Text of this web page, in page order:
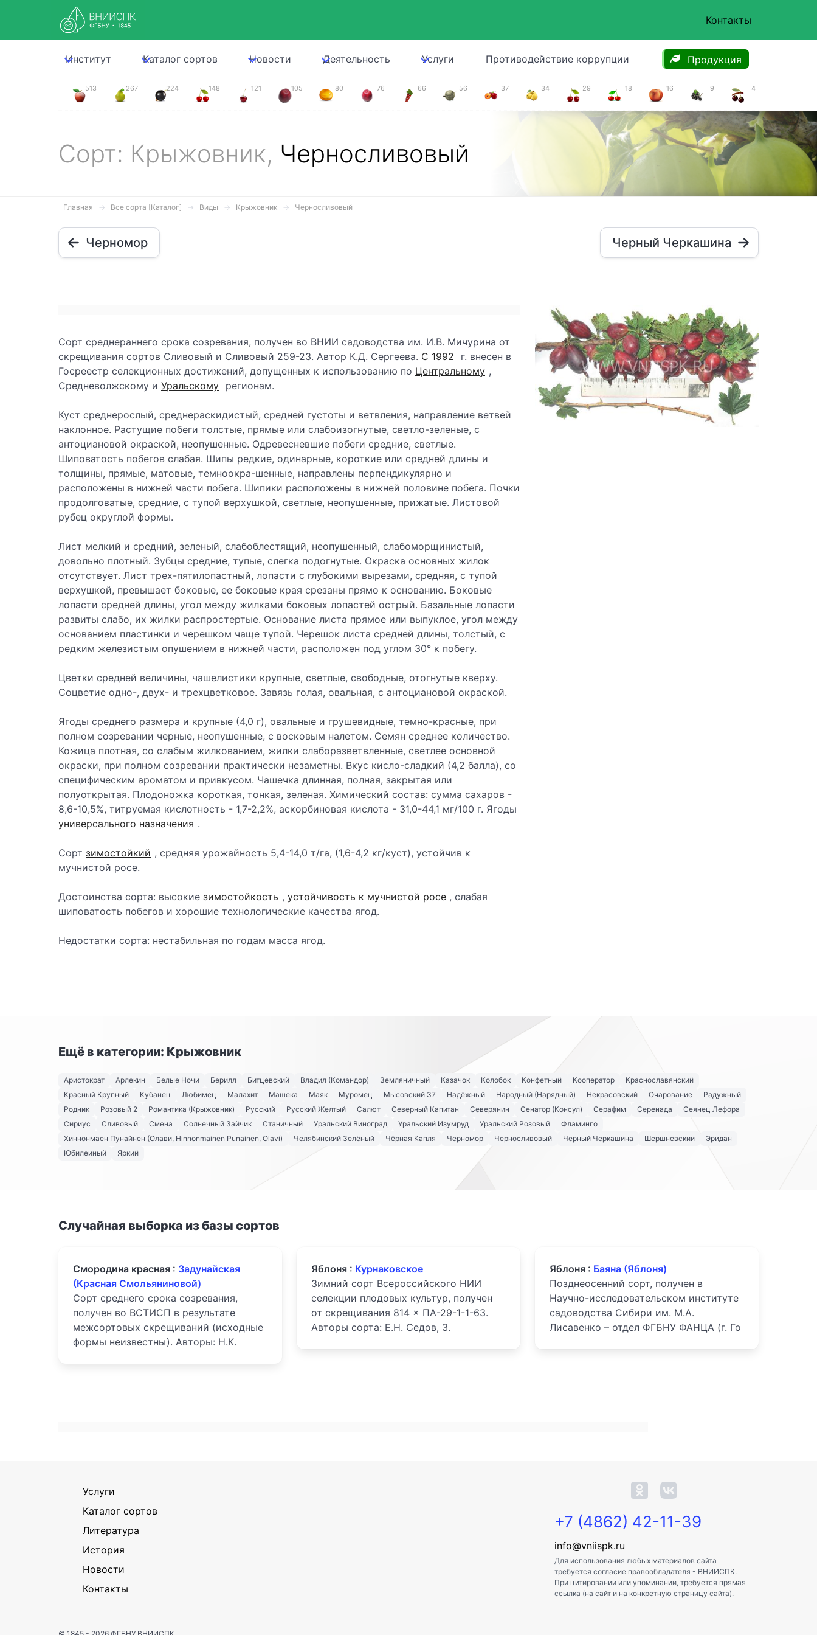
Контакты
Институт Каталог сортов Новости Деятельность Услуги Противодействие коррупции Продукция
513 267 224 148 121 105 80 76 66 56 37 34 29 18 16 9 4
Сорт: Крыжовник, Черносливовый
Главная Все сорта [Каталог] Виды Крыжовник Черносливовый
Черномор Черный Черкашина
Сорт среднераннего срока созревания, получен во ВНИИ садоводства им. И.В. Мичурина от
скрещивания сортов Сливовый и Сливовый 259-23. Автор К.Д. Сергеева. С 1992
г. внесен в
Госреестр селекционных достижений, допущенных к использованию по Центральному ,
Средневолжскому и Уральскому регионам.
Куст среднерослый, среднераскидистый, средней густоты и ветвления, направление ветвей
наклонное. Растущие побеги толстые, прямые или слабоизогнутые, светло-зеленые, с
антоциановой окраской, неопушенные. Одревесневшие побеги средние, светлые.
Шиповатость побегов слабая. Шипы редкие, одинарные, короткие или средней длины и
толщины, прямые, матовые, темноокра-шенные, направлены перпендикулярно и
расположены в нижней части побега. Шипики расположены в нижней половине побега. Почки
продолговатые, средние, с тупой верхушкой, светлые, неопушенные, прижатые. Листовой
рубец округлой формы.
Лист мелкий и средний, зеленый, слабоблестящий, неопушенный, слабоморщинистый,
довольно плотный. Зубцы средние, тупые, слегка подогнутые. Окраска основных жилок
отсутствует. Лист трех-пятилопастный, лопасти с глубокими вырезами, средняя, с тупой
верхушкой, превышает боковые, ее боковые края срезаны прямо к основанию. Боковые
лопасти средней длины, угол между жилками боковых лопастей острый. Базальные лопасти
развиты слабо, их жилки распростертые. Основание листа прямое или выпуклое, угол между
основанием пластинки и черешком чаще тупой. Черешок листа средней длины, толстый, с
редким железистым опушением в нижней части, расположен под углом 30° к побегу.
Цветки средней величины, чашелистики крупные, светлые, свободные, отогнутые кверху.
Соцветие одно-, двух- и трехцветковое. Завязь голая, овальная, с антоциановой окраской.
Ягоды среднего размера и крупные (4,0 г), овальные и грушевидные, темно-красные, при
полном созревании черные, неопушенные, с восковым налетом. Семян среднее количество.
Кожица плотная, со слабым жилкованием, жилки слаборазветвленные, светлее основной
окраски, при полном созревании практически незаметны. Вкус кисло-сладкий (4,2 балла), со
специфическим ароматом и привкусом. Чашечка длинная, полная, закрытая или
полуоткрытая. Плодоножка короткая, тонкая, зеленая. Химический состав: сумма сахаров -
8,6-10,5%, титруемая кислотность - 1,7-2,2%, аскорбиновая кислота - 31,0-44,1 мг/100 г. Ягоды
универсального назначения .
Сорт зимостойкий , средняя урожайность 5,4-14,0 т/га, (1,6-4,2 кг/куст), устойчив к
мучнистой росе.
Достоинства сорта: высокие зимостойкость , устойчивость к мучнистой росе , слабая
шиповатость побегов и хорошие технологические качества ягод.
Недостатки сорта: нестабильная по годам масса ягод.
Ещё в категории: Крыжовник
Аристократ Арлекин Белые Ночи Берилл Битцевский Владил (Командор) Земляничный Казачок Колобок Конфетный Кооператор
Краснославянский
Красный Крупный
Кубанец Любимец Малахит Машека Маяк Муромец Мысовский 37 Надёжный Народный (Нарядный) Некрасовский Очарование
Радужный
Родник
Розовый 2 Романтика (Крыжовник) Русский Русский Желтый Салют Северный Капитан Северянин Сенатор (Консул) Серафим Серенада
Сеянец Лефора
Сириус
Сливовый Смена Солнечный Зайчик Станичный Уральский Виноград Уральский Изумруд Уральский Розовый
Фламинго
Хиннонмаен Пунайнен (Олави, Hinnonmainen Punainen, Olavi)
Челябинский Зелёный Чёрная Капля Черномор Черносливовый Черный Черкашина Шершневскии
Эридан
Юбилеиный
Яркий
Случайная выборка из базы сортов
Смородина красная : Задунайская
(Красная Смольяниновой)
Сорт среднего срока созревания,
получен во ВСТИСП в результате
межсортовых скрещиваний (исходные
формы неизвестны). Авторы: Н.К.
Яблоня : Курнаковское
Зимний сорт Всероссийского НИИ
селекции плодовых культур, получен
от скрещивания 814 × ПА-29-1-1-63.
Авторы сорта: Е.Н. Седов, З.
Яблоня : Баяна (Яблоня)
Позднеосенний сорт, получен в
Научно-исследовательском институте
садоводства Сибири им. М.А.
Лисавенко – отдел ФГБНУ ФАНЦА (г. Го
Услуги
Каталог сортов
Литература
История
Новости
Контакты
+7 (4862) 42-11-39
info@vniispk.ru
Для использования любых материалов сайта
требуется согласие правообладателя - ВНИИСПК.
При цитировании или упоминании, требуется прямая
ссылка (на сайт и на конкретную страницу сайта).